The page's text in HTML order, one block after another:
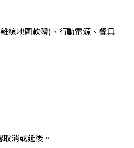
線地圖軟體)、行動電源、餐具
消或延後。